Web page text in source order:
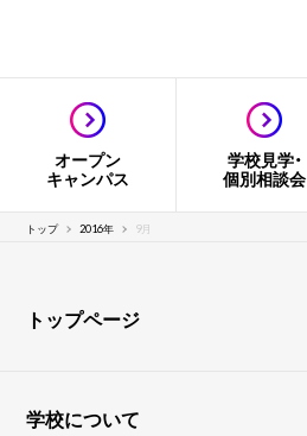
オープン
キャンパス
学校見学・
個別相談会
トップ 2016年 9月
トップページ
学校について